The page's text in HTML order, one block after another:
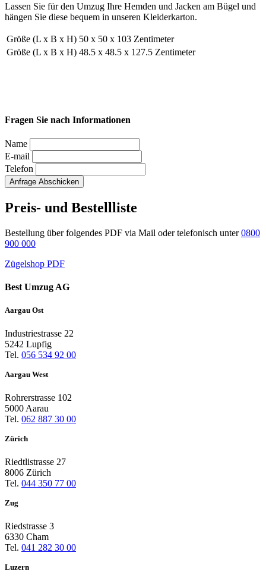
Lassen Sie für den Umzug Ihre Hemden und Jacken am Bügel und
hängen Sie diese bequem in unseren Kleiderkarton.
Größe (L x B x H) 50 x 50 x 103 Zentimeter
Größe (L x B x H) 48.5 x 48.5 x 127.5 Zentimeter
Fragen Sie nach Informationen
Name
E-mail
Telefon
Anfrage Abschicken
Preis- und Bestellliste
Bestellung über folgendes PDF via Mail oder telefonisch unter0800
900 000
Zügelshop PDF
Best Umzug AG
Aargau Ost
Industriestrasse 22
5242 Lupfig
Tel. 056 534 92 00
Aargau West
Rohrerstrasse 102
5000 Aarau
Tel. 062 887 30 00
Zürich
Riedtlistrasse 27
8006 Zürich
Tel. 044 350 77 00
Zug
Riedstrasse 3
6330 Cham
Tel. 041 282 30 00
Luzern